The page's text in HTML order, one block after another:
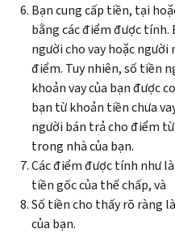
Bạn cung cấp tiền, tại
bằng các điểm được
người cho vay hoặc
điểm. Tuy nhiên, số tiền
khoản vay của bạn được
bạn từ khoản tiền chưa
người bán trả cho điểm
trong nhà của bạn.
Các điểm được tính như
tiền gốc của thế chấp, và
Số tiền cho thấy rõ ràng
của bạn.